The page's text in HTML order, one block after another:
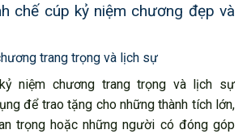
chế cúp kỷ niệm chương đẹp và
trang trọng và lịch sự
niệm chương trang trọng và lịch sự
để trao tặng cho những thành tích lớn,
trọng hoặc những người có đóng góp